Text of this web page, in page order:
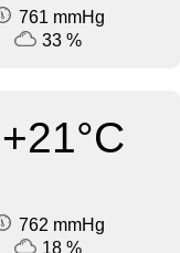
761 mmHg
33 %
+21°C
762 mmHg
18 %